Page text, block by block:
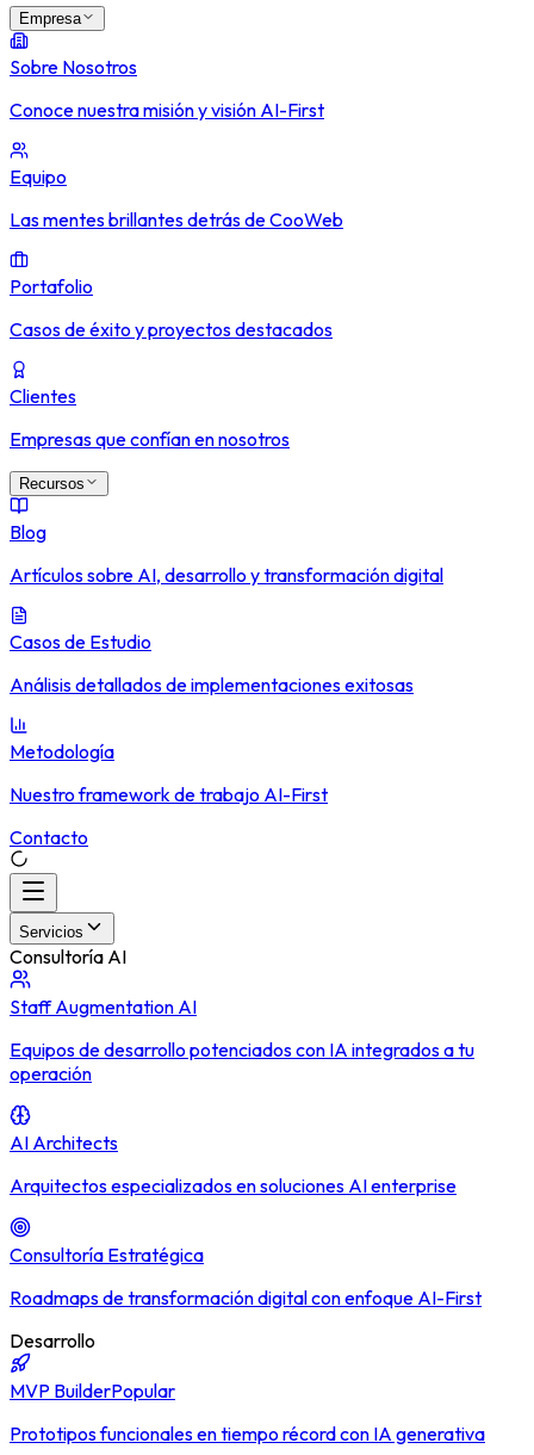
Empresa
Sobre Nosotros
Conoce nuestra misión y visión AI-First
Equipo
Las mentes brillantes detrás de CooWeb
Portafolio
Casos de éxito y proyectos destacados
Clientes
Empresas que confían en nosotros
Recursos
Blog
Artículos sobre AI, desarrollo y transformación digital
Casos de Estudio
Análisis detallados de implementaciones exitosas
Metodología
Nuestro framework de trabajo AI-First
Contacto
Servicios
Consultoría AI
Staff Augmentation AI
Equipos de desarrollo potenciados con IA integrados a tu
operación
AI Architects
Arquitectos especializados en soluciones AI enterprise
Consultoría Estratégica
Roadmaps de transformación digital con enfoque AI-First
Desarrollo
MVP BuilderPopular
Prototipos funcionales en tiempo récord con IA generativa